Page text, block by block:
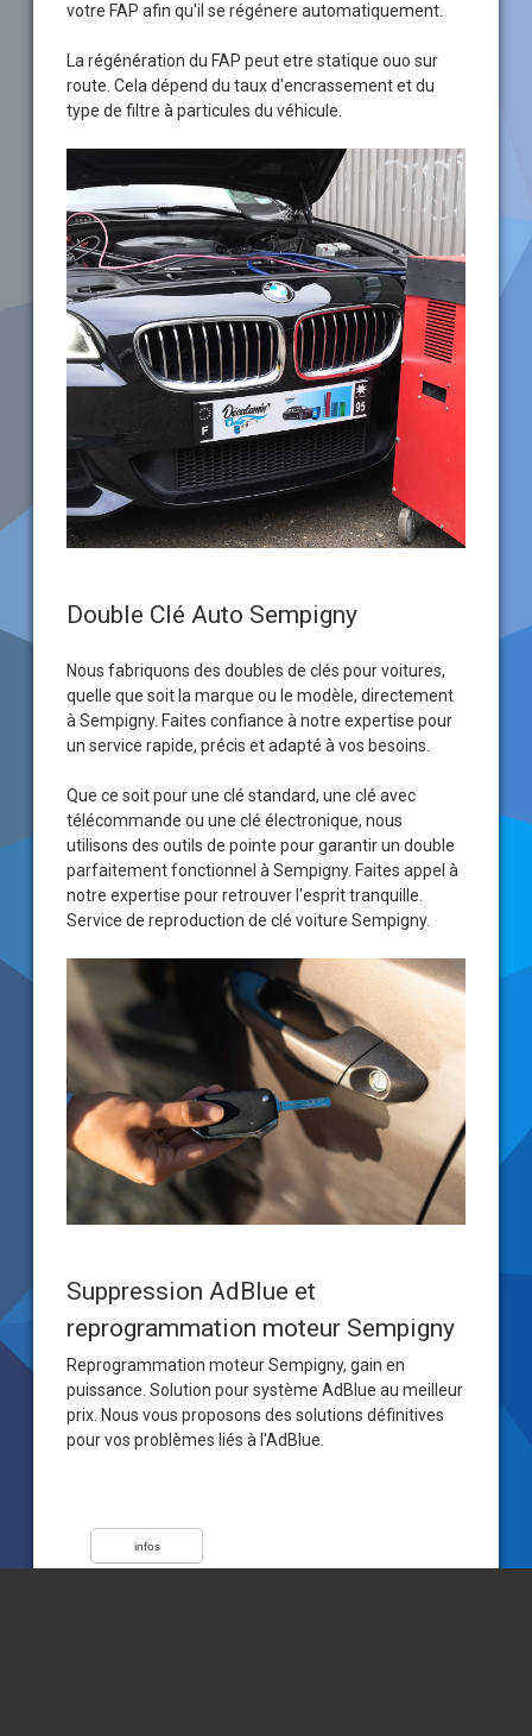
votre FAP afin qu'il se régénere automatiquement.
La régénération du FAP peut etre statique ouo sur
route. Cela dépend du taux d'encrassement et du
type de filtre à particules du véhicule.
Double Clé Auto Sempigny
Nous fabriquons des doubles de clés pour voitures,
quelle que soit la marque ou le modèle, directement
à Sempigny. Faites confiance à notre expertise pour
un service rapide, précis et adapté à vos besoins.
Que ce soit pour une clé standard, une clé avec
télécommande ou une clé électronique, nous
utilisons des outils de pointe pour garantir un double
parfaitement fonctionnel à Sempigny. Faites appel à
notre expertise pour retrouver l'esprit tranquille.
Service de reproduction de clé voiture Sempigny.
Suppression AdBlue et
reprogrammation moteur Sempigny
Reprogrammation moteur Sempigny, gain en
puissance. Solution pour système AdBlue au meilleur
prix. Nous vous proposons des solutions définitives
pour vos problèmes liés à l'AdBlue.